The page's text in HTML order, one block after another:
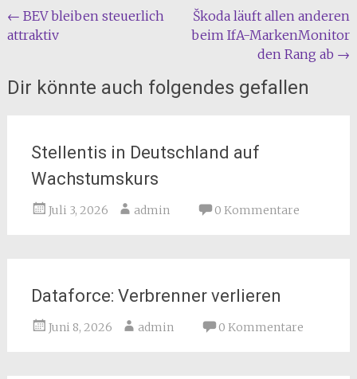
Beitragsnavigation
← BEV bleiben steuerlich
attraktiv
Škoda läuft allen anderen
beim IfA-MarkenMonitor
den Rang ab →
Dir könnte auch folgendes gefallen
Stellentis in Deutschland auf
Wachstumskurs
Juli 3, 2026 admin 0 Kommentare
Dataforce: Verbrenner verlieren
Juni 8, 2026 admin 0 Kommentare